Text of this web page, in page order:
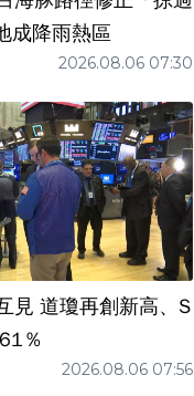
成降雨熱區
2026.08.06 07:30
見 道瓊再創新高、S
％
2026.08.06 07:56